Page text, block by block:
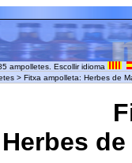
ampolletes. Escollir idioma
> Fitxa ampolleta: Herbes de
Herbes